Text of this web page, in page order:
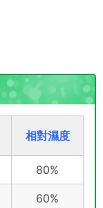
相對濕度
80%
60%